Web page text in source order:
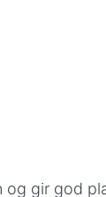
og gir god